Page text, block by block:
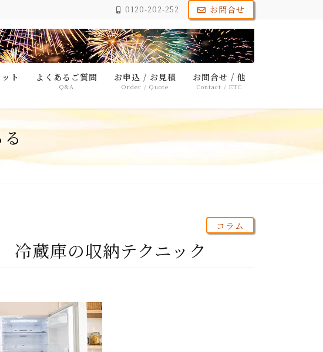
0120-202-252 お問合せ
ト よくあるご質問
Q&A
お申込 / お見積
Order / Quote
お問合せ / 他
Contact / ETC
コラム
蔵庫の収納テクニック